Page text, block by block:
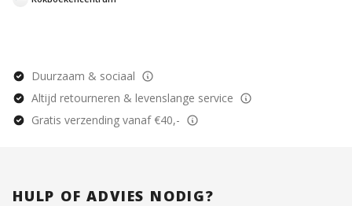
Duurzaam & sociaal
Altijd retourneren & levenslange service
Gratis verzending vanaf €40,-
HULP OF ADVIES NODIG?